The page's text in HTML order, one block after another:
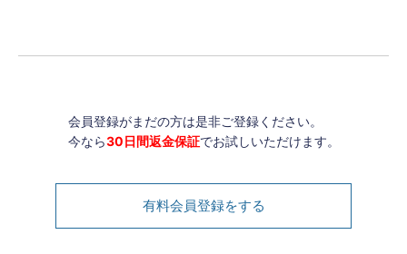
会員登録がまだの方は是非ご登録ください。
今なら30日間返金保証でお試しいただけます。
有料会員登録をする